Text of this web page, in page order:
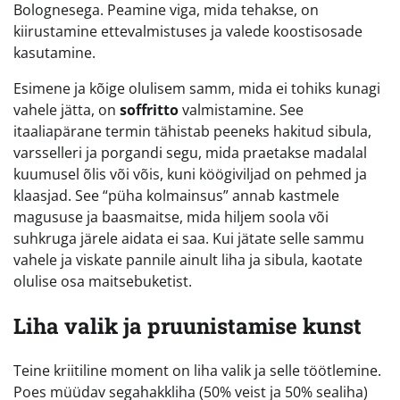
Bolognesega. Peamine viga, mida tehakse, on
kiirustamine ettevalmistuses ja valede koostisosade
kasutamine.
Esimene ja kõige olulisem samm, mida ei tohiks kunagi
vahele jätta, on soffrittovalmistamine. See
itaaliapärane termin tähistab peeneks hakitud sibula,
varsselleri ja porgandi segu, mida praetakse madalal
kuumusel õlis või võis, kuni köögiviljad on pehmed ja
klaasjad. See “püha kolmainsus” annab kastmele
magususe ja baasmaitse, mida hiljem soola või
suhkruga järele aidata ei saa. Kui jätate selle sammu
vahele ja viskate pannile ainult liha ja sibula, kaotate
olulise osa maitsebuketist.
Liha valik ja pruunistamise kunst
Teine kriitiline moment on liha valik ja selle töötlemine.
Poes müüdav segahakkliha (50% veist ja 50% sealiha)